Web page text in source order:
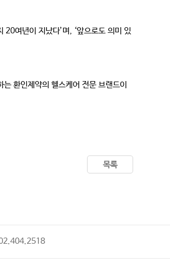
20여년이 지났다’며, ‘앞으로도 의미 있
환인제약의 헬스케어 전문 브랜드이
목록